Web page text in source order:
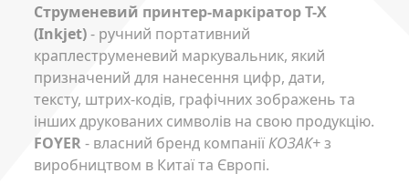
Cтруменевий принтер-маркіратор T-X
(Inkjet)- ручний портативний
краплеструменевий маркувальник, який
призначений для нанесення цифр, дати,
тексту, штрих-кодів, графічних зображень та
інших друкованих символів на свою продукцію.
FOYER - власний бренд компаніїКОЗАК+з
виробництвом в Китаї та Європі.